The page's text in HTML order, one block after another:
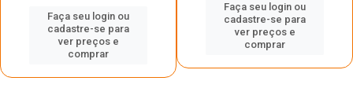
Faça seu login ou
cadastre-se para
ver preços e
comprar
Faça seu login ou
cadastre-se para
ver preços e
comprar